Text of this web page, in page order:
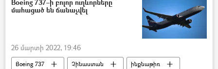
Boeing 737–ի բոլոր ուղևորները
մահացած են ճանաչվել
26 մարտի 2022, 19:46
Boeing 737 Չինաստան
ինքնաթիռ